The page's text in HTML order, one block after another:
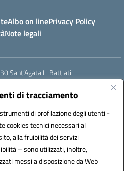
di tracciamento
di profilazione degli utenti -
cookies tecnici necessari al
alla fruibilità dei servizi
– sono utilizzati, inoltre,
messi a disposizione da Web
Albo on linePrivacy Policy
Note legali
Sant’Agata Li Battiati
ctic8bl002@istruzione.it
ctic8bl002@pec.istruzione.it
(IPA): 7UKG69R2
F8M4AH